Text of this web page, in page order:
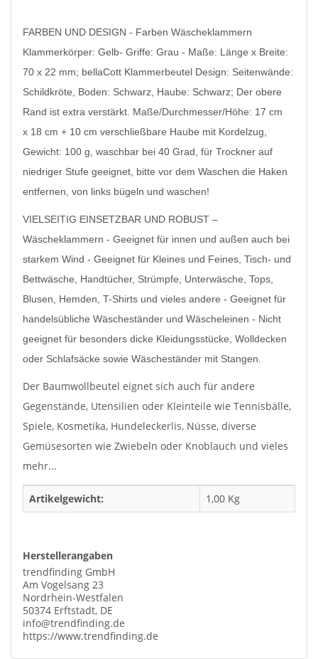
FARBEN UND DESIGN - Farben Wäscheklammern
Klammerkörper: Gelb- Griffe: Grau - Maße: Länge x Breite:
70 x 22 mm; bellaCott Klammerbeutel Design: Seitenwände:
Schildkröte, Boden: Schwarz, Haube: Schwarz; Der obere
Rand ist extra verstärkt. Maße/Durchmesser/Höhe: 17 cm
x 18 cm + 10 cm verschließbare Haube mit Kordelzug,
Gewicht: 100 g, waschbar bei 40 Grad, für Trockner auf
niedriger Stufe geeignet, bitte vor dem Waschen die Haken
entfernen, von links bügeln und waschen!
VIELSEITIG EINSETZBAR UND ROBUST –
Wäscheklammern - Geeignet für innen und außen auch bei
starkem Wind - Geeignet für Kleines und Feines, Tisch- und
Bettwäsche, Handtücher, Strümpfe, Unterwäsche, Tops,
Blusen, Hemden, T-Shirts und vieles andere - Geeignet für
handelsübliche Wäscheständer und Wäscheleinen - Nicht
geeignet für besonders dicke Kleidungsstücke, Wolldecken
oder Schlafsäcke sowie Wäscheständer mit Stangen.
Der Baumwollbeutel eignet sich auch für andere
Gegenstände, Utensilien oder Kleinteile wie Tennisbälle,
Spiele, Kosmetika, Hundeleckerlis, Nüsse, diverse
Gemüsesorten wie Zwiebeln oder Knoblauch und vieles
mehr...
Artikelgewicht: 1,00 Kg
Herstellerangaben
trendfinding GmbH
Am Vogelsang 23
Nordrhein-Westfalen
50374 Erftstadt, DE
info@trendfinding.de
https://www.trendfinding.de